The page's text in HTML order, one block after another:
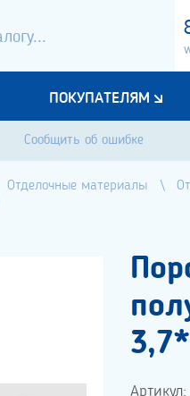
ПОКУПАТЕЛЯМ
Сообщить об ошибке
Отделочные материалы